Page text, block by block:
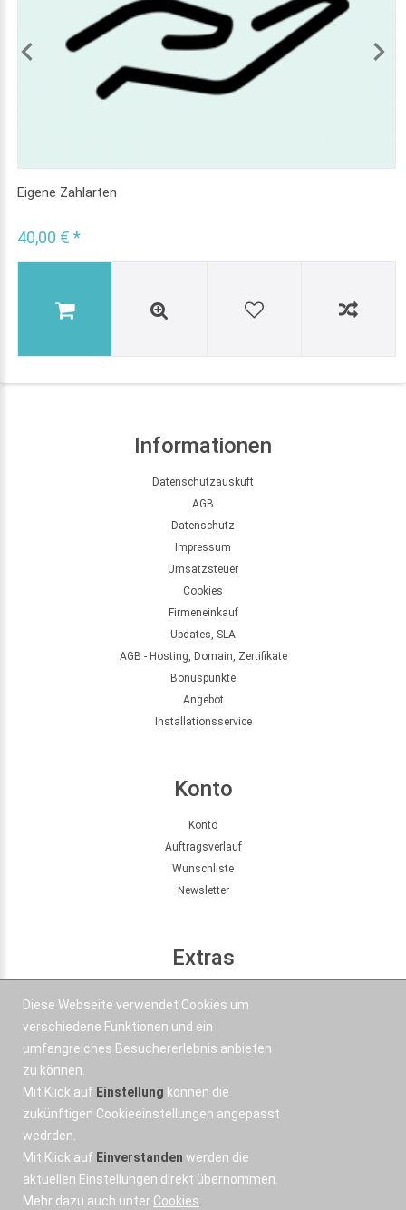
Eigene Zahlarten
40,00 € *
Informationen
Datenschutzauskuft
AGB
Datenschutz
Impressum
Umsatzsteuer
Cookies
Firmeneinkauf
Updates, SLA
AGB - Hosting, Domain, Zertifikate
Bonuspunkte
Angebot
Installationsservice
Konto
Konto
Auftragsverlauf
Wunschliste
Newsletter
Extras
Kontakt
Email
Diese Webseite verwendet Cookies um
verschiedene Funktionen und ein
umfangreiches Besuchererlebnis anbieten
zu können.
Mit Klick auf Einstellung können die
zukünftigen Cookieeinstellungen angepasst
wedrden.
Mit Klick auf Einverstanden werden die
aktuellen Einstellungen direkt übernommen.
Mehr dazu auch unter Cookies